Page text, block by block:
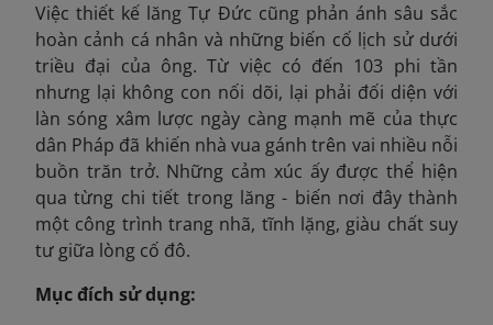
Việc thiết kế lăng Tự Đức cũng phản ánh sâu sắc
hoàn cảnh cá nhân và những biến cố lịch sử dưới
triều đại của ông. Từ việc có đến 103 phi tần
nhưng lại không con nối dõi, lại phải đối diện với
làn sóng xâm lược ngày càng mạnh mẽ của thực
dân Pháp đã khiến nhà vua gánh trên vai nhiều nỗi
buồn trăn trở. Những cảm xúc ấy được thể hiện
qua từng chi tiết trong lăng - biến nơi đây thành
một công trình trang nhã, tĩnh lặng, giàu chất suy
tư giữa lòng cố đô.
Mục đích sử dụng: